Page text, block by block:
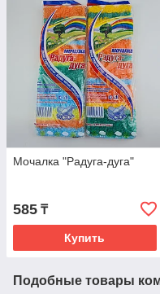
Мочалка "Радуга-дуга"
585 ₸
Купить
Подобные товары